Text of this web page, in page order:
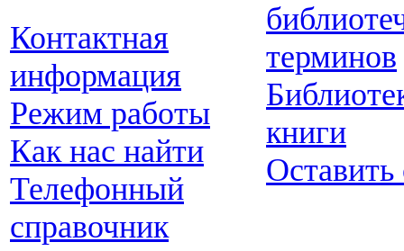
Контактная
информация
Режим работы
Как нас найти
Телефонный
справочник
терминов
книги
Оставить